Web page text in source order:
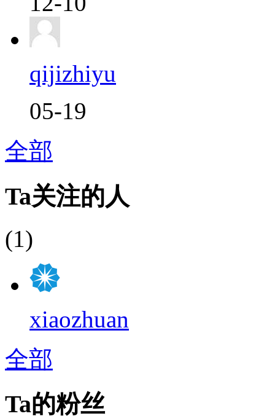
qijizhiyu
05-19
全部
Ta关注的人
(1)
xiaozhuan
全部
Ta的粉丝